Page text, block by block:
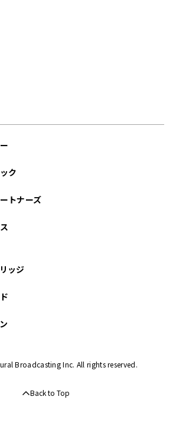
09月
06月
01月
12月
年11月
ク
トナーズ
ッジ
Broadcasting Inc. All rights reserved.
Back to Top